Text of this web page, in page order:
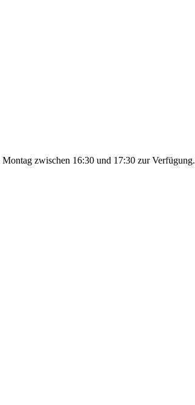
zwischen 16:30 und 17:30 zur Verfügung.